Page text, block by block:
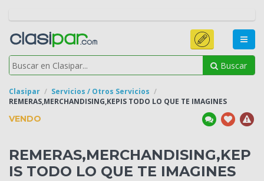
Buscar
Clasipar
Servicios / Otros Servicios
REMERAS,MERCHANDISING,KEPIS TODO LO QUE TE IMAGINES
VENDO
REMERAS,MERCHANDISING,KEP
IS TODO LO QUE TE IMAGINES